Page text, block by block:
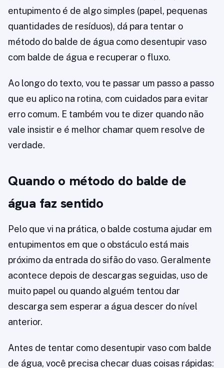
entupimento é de algo simples (papel, pequenas
quantidades de resíduos), dá para tentar o
método do balde de água como desentupir vaso
com balde de água e recuperar o fluxo.
Ao longo do texto, vou te passar um passo a passo
que eu aplico na rotina, com cuidados para evitar
erro comum. E também vou te dizer quando não
vale insistir e é melhor chamar quem resolve de
verdade.
Quando o método do balde de
água faz sentido
Pelo que vi na prática, o balde costuma ajudar em
entupimentos em que o obstáculo está mais
próximo da entrada do sifão do vaso. Geralmente
acontece depois de descargas seguidas, uso de
muito papel ou quando alguém tentou dar
descarga sem esperar a água descer do nível
anterior.
Antes de tentar como desentupir vaso com balde
de água, você precisa checar duas coisas rápidas: